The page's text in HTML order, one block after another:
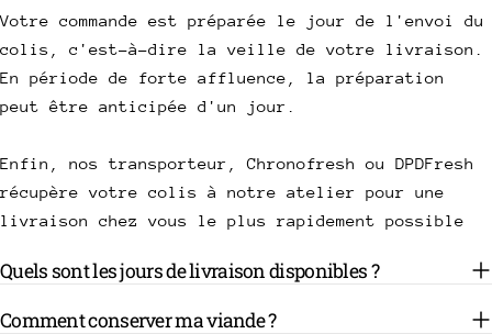
Votre commande est préparée le jour de l'envoi du
colis, c'est-à-dire la veille de votre livraison.
En période de forte affluence, la préparation
peut être anticipée d'un jour.
Enfin, nos transporteur, Chronofresh ou DPDFresh
récupère votre colis à notre atelier pour une
livraison chez vous le plus rapidement possible
Quels sont les jours de livraison disponibles ?
Comment conserver ma viande ?